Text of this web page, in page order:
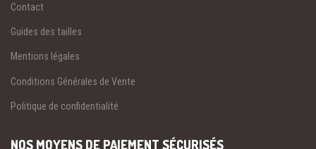
Contact
Guides des tailles
Mentions légales
Conditions Générales de Vente
Politique de confidentialité
NOS MOYENS DE PAIEMENT SÉCURISÉS